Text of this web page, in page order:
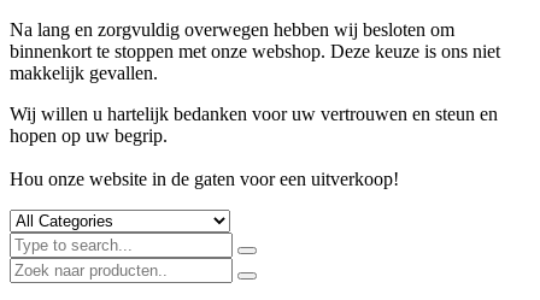
Na lang en zorgvuldig overwegen hebben wij besloten om
binnenkort te stoppen met onze webshop. Deze keuze is ons niet
makkelijk gevallen.
Wij willen u hartelijk bedanken voor uw vertrouwen en steun en
hopen op uw begrip.
Hou onze website in de gaten voor een uitverkoop!